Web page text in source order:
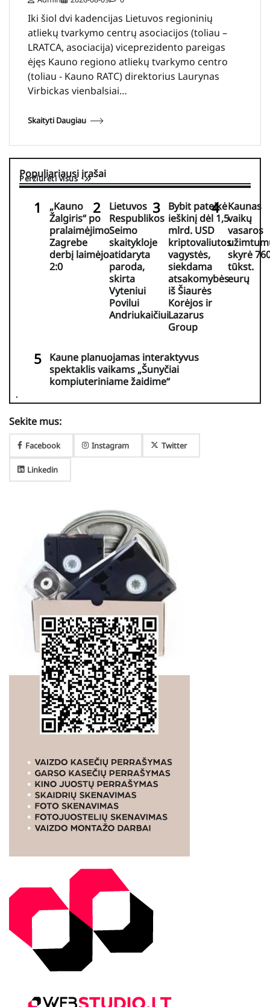
Iki šiol dvi kadencijas Lietuvos regioninių
atliekų tvarkymo centrų asociacijos (toliau –
LRATCA, asociacija) viceprezidento pareigas
ėjęs Kauno regiono atliekų tvarkymo centro
(toliau - Kauno RATC) direktorius Laurynas
Virbickas vienbalsiai…
Skaityti Daugiau
Populiariausi įrašai
Peržiūrėti visus
„Kauno
Žalgiris“ po
pralaimėjimo
Zagrebe
derbį laimėjo
2:0
Lietuvos
Respublikos
Seimo
skaitykloje
atidaryta
paroda,
skirta
Vyteniui
Povilui
Andriukaičiui
Bybit pateikė
ieškinį dėl 1,5
mlrd. USD
kriptovaliutos
vagystės,
siekdama
atsakomybės
iš Šiaurės
Korėjos ir
Lazarus
Group
Kaunas
vaikų
vasaros
skyrė
tūkst.
eurų
Kaune planuojamas interaktyvus
spektaklis vaikams „Šunyčiai
kompiuteriniame žaidime“
Sekite mus:
Facebook Instagram Twitter
Linkedin